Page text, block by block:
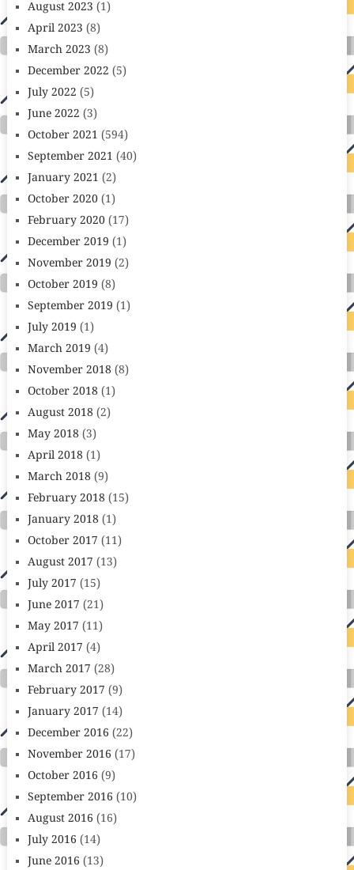
August 2023 (1)
April 2023 (8)
March 2023 (8)
December 2022 (5)
July 2022 (5)
June 2022 (3)
October 2021 (594)
September 2021 (40)
January 2021 (2)
October 2020(1)
February 2020(17)
December 2019 (1)
November 2019 (2)
October 2019 (8)
September 2019 (1)
July 2019 (1)
March 2019 (4)
November 2018(8)
October 2018(1)
August 2018(2)
May 2018(3)
April 2018(1)
March 2018(9)
February 2018(15)
January 2018(1)
October 2017 (11)
August 2017 (13)
July 2017 (15)
June 2017 (21)
May 2017 (11)
April 2017 (4)
March 2017 (28)
February 2017 (9)
January 2017 (14)
December 2016 (22)
November 2016 (17)
October 2016 (9)
September 2016 (10)
August 2016 (16)
July 2016 (14)
June 2016 (13)